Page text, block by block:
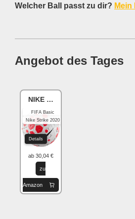
Welcher Ball passt zu dir?
Angebot des Tages
NIKE Academy
FIFA Basic
Nike Strike 2020
Details
ab 30,04 €
zu
Amazon